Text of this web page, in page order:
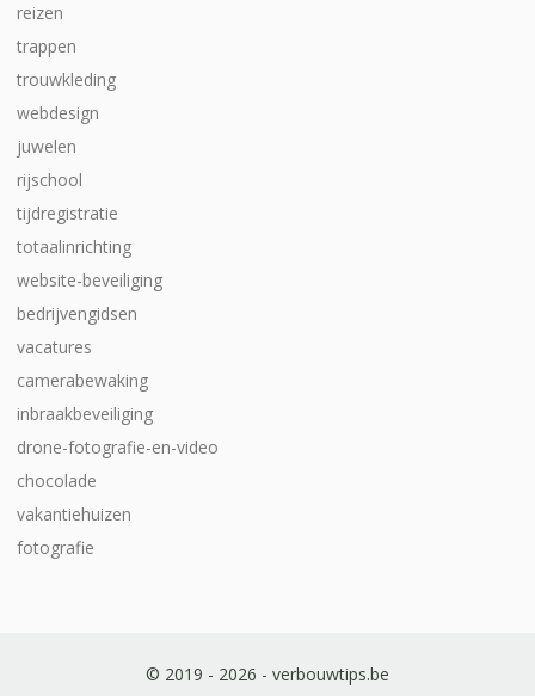
reizen
trappen
trouwkleding
webdesign
juwelen
rijschool
tijdregistratie
totaalinrichting
website-beveiliging
bedrijvengidsen
vacatures
camerabewaking
inbraakbeveiliging
drone-fotografie-en-video
chocolade
vakantiehuizen
fotografie
© 2019 - 2026 - verbouwtips.be